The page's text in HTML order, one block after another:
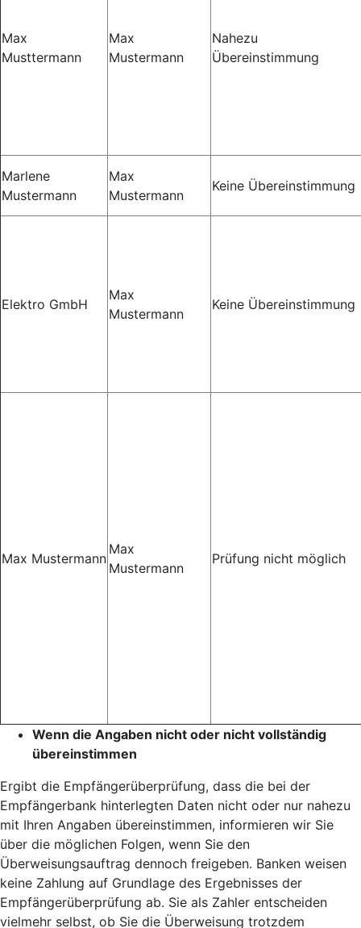
Max
Musttermann
Max
Mustermann
Nahezu
Übereinstimmung
Marlene
Mustermann
Max
Mustermann
Keine Übereinstimmung
Elektro GmbH
Max
Mustermann
Keine Übereinstimmung
Max Mustermann
Max
Mustermann
Prüfung nicht möglich
Wenn die Angaben nicht oder nicht vollständig
übereinstimmen
Ergibt die Empfängerüberprüfung, dass die bei der
Empfängerbank hinterlegten Daten nicht oder nur nahezu
mit Ihren Angaben übereinstimmen, informieren wir Sie
über die möglichen Folgen, wenn Sie den
Überweisungsauftrag dennoch freigeben. Banken weisen
keine Zahlung auf Grundlage des Ergebnisses der
Empfängerüberprüfung ab. Sie als Zahler entscheiden
vielmehr selbst, ob Sie die Überweisung trotzdem